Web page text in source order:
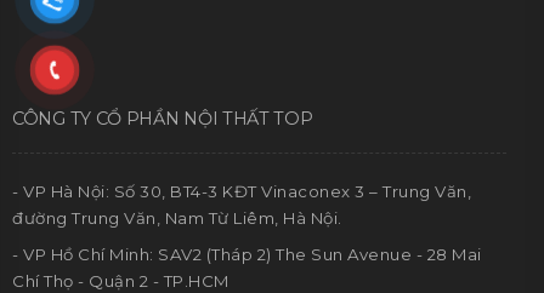
CÔNG TY CỔ PHẦN NỘI THẤT TOP
- VP Hà Nội: Số 30, BT4-3 KĐT Vinaconex 3 – Trung Văn,
đường Trung Văn, Nam Từ Liêm, Hà Nội.
- VP Hồ Chí Minh: SAV2 (Tháp 2) The Sun Avenue - 28 Mai
Chí Thọ - Quận 2 - TP.HCM